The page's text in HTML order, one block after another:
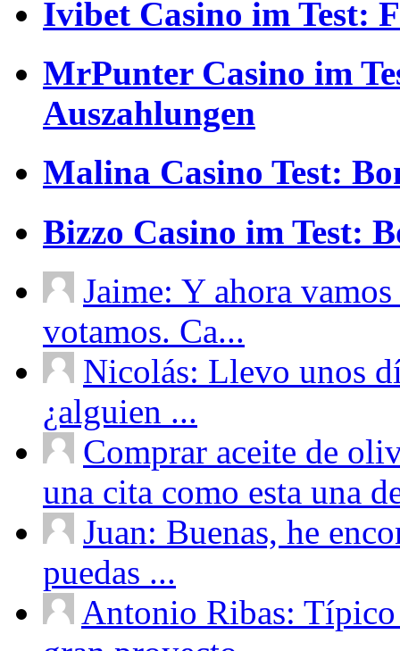
Ivibet Casino im Test:
MrPunter Casino im
Auszahlungen
Malina Casino Test:
Bizzo Casino im Test:
Jaime: Y ahora
votamos. Ca...
Nicolás: Llevo unos
¿alguien ...
Comprar aceite de
una cita como esta una
Juan: Buenas, he
puedas ...
Antonio Ribas: Típico